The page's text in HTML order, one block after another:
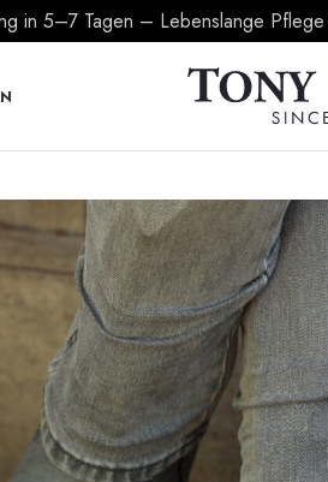
in 5–7 Tagen – Lebenslange Pflege